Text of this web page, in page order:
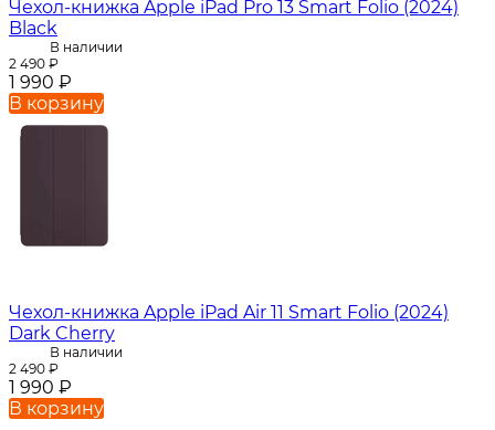
Чехол-книжка Apple iPad Pro 13 Smart Folio (2024)
Black
В наличии
2 490 ₽
1 990 ₽
В корзину
Чехол-книжка Apple iPad Air 11 Smart Folio (2024)
Dark Cherry
В наличии
2 490 ₽
1 990 ₽
В корзину